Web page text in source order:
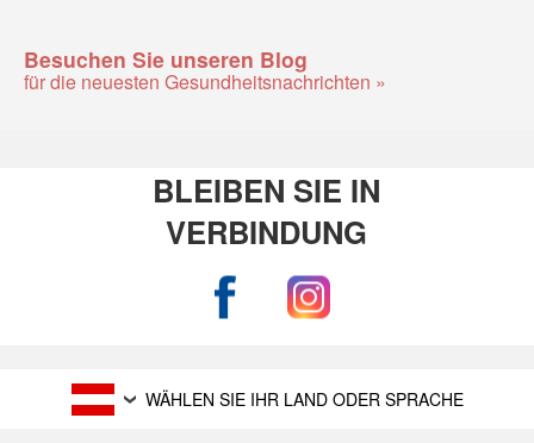
Besuchen Sie unseren Blog
für die neuesten Gesundheitsnachrichten »
BLEIBEN SIE IN
VERBINDUNG
WÄHLEN SIE IHR LAND ODER SPRACHE